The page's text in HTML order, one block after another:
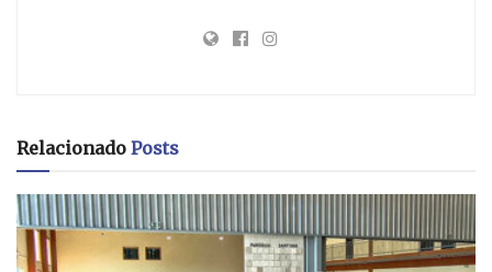
Relacionado Posts